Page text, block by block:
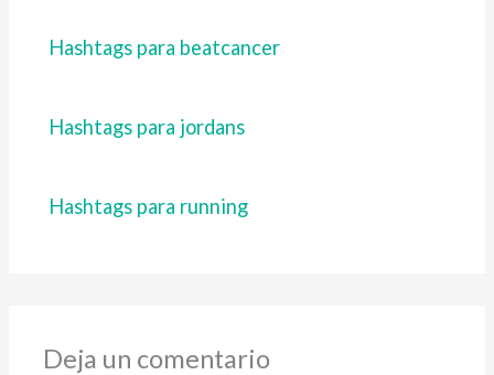
Hashtags para beatcancer
Hashtags para jordans
Hashtags para running
Deja un comentario